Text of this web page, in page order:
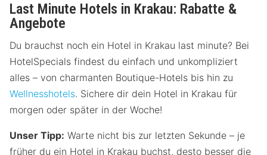
Last Minute Hotels in Krakau: Rabatte &
Angebote
Du brauchst noch ein Hotel in Krakau last minute? Bei
HotelSpecials findest du einfach und unkompliziert
alles – von charmanten Boutique-Hotels bis hin zu
Wellnesshotels. Sichere dir dein Hotel in Krakau für
morgen oder später in der Woche!
Unser Tipp: Warte nicht bis zur letzten Sekunde – je
früher du ein Hotel in Krakau buchst, desto besser die